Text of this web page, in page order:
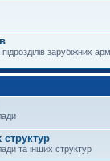
зарубіжних
та інших структур